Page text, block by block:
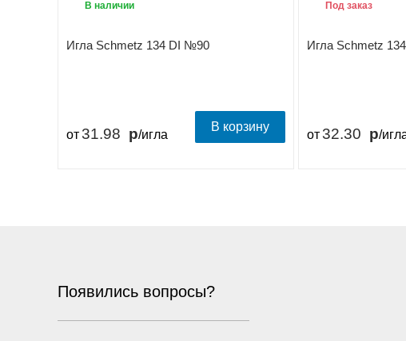
Игла Schmetz 134 DI №90
В наличии
от31.98 /игла
В корзину
Игла Schmetz
Под заказ
от32.30 /
Появились вопросы?